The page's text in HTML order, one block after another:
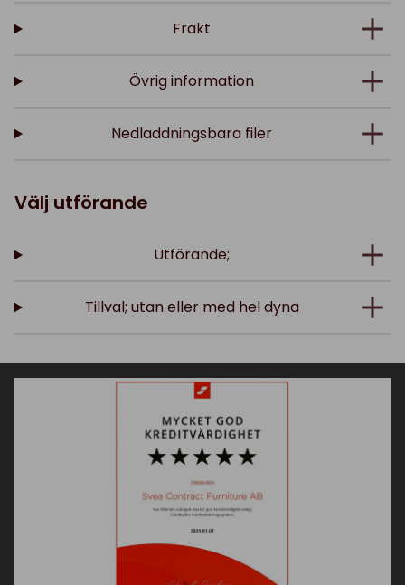
Frakt
Övrig information
Nedladdningsbara filer
Välj utförande
Utförande;
Tillval; utan eller med hel dyna